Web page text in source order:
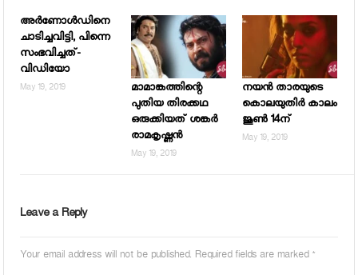
അര്‍ണോള്‍ഡിനെ
ചാടിച്ചവിട്ടി, പിന്നെ
സംഭവിച്ചത്-
വിഡിയോ
May 19, 2019
മാമാങ്കത്തിന്റെ
പുതിയ തിരക്കഥ
ഒരുക്കിയത് ശങ്കര്‍
രാമകൃഷ്ണന്‍
May 19, 2019
നയന്‍ താരയുടെ
കൊലയുതിര്‍ കാലം
ജൂണ്‍ 14ന്
May 19, 2019
Leave a Reply
Your email address will not be published. Required fields are marked *